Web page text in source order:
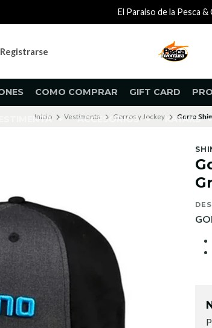
Registrarse
COMO COMPRAR GIFT CARD
ACCESORIOS KAYAKS
El Paraiso de la Pesca &
Inicio Vestimenta Gorros y Jockey Gorro